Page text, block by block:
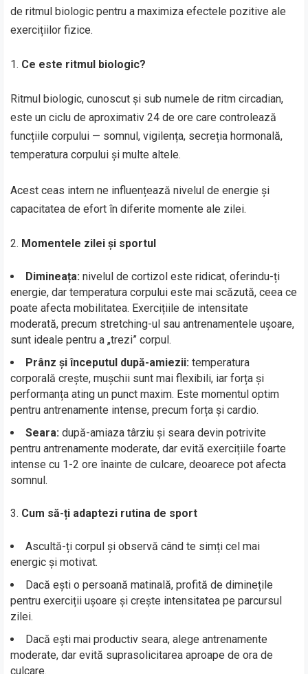
de ritmul biologic pentru a maximiza efectele pozitive ale
exercițiilor fizice.
Ce este ritmul biologic?
Ritmul biologic, cunoscut și sub numele de ritm circadian,
este un ciclu de aproximativ 24 de ore care controlează
funcțiile corpului — somnul, vigilența, secreția hormonală,
temperatura corpului și multe altele.
Acest ceas intern ne influențează nivelul de energie și
capacitatea de efort în diferite momente ale zilei.
Momentele zilei și sportul
Dimineața: nivelul de cortizol este ridicat, oferindu-ți
energie, dar temperatura corpului este mai scăzută, ceea ce
poate afecta mobilitatea. Exercițiile de intensitate
moderată, precum stretching-ul sau antrenamentele ușoare,
sunt ideale pentru a „trezi” corpul.
Prânz și începutul după-amiezii: temperatura
corporală crește, mușchii sunt mai flexibili, iar forța și
performanța ating un punct maxim. Este momentul optim
pentru antrenamente intense, precum forța și cardio.
Seara: după-amiaza târziu și seara devin potrivite
pentru antrenamente moderate, dar evită exercițiile foarte
intense cu 1-2 ore înainte de culcare, deoarece pot afecta
somnul.
Cum să-ți adaptezi rutina de sport
Ascultă-ți corpul și observă când te simți cel mai
energic și motivat.
Dacă ești o persoană matinală, profită de diminețile
pentru exerciții ușoare și crește intensitatea pe parcursul
zilei.
Dacă ești mai productiv seara, alege antrenamente
moderate, dar evită suprasolicitarea aproape de ora de
culcare.